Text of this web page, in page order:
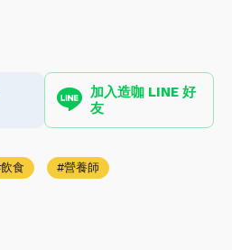
加入造咖 LINE 好
友
飲食 營養師